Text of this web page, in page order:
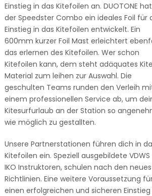
Einstieg in das Kitefoilen an. DUOTONE
der Speedster Combo ein ideales Foil für
Einstieg in das Kitefoilen entwickelt. Ein
600mm kurzer Foil Mast erleichtert
das erlernen des Kitefoilen. Wer schon
Kitefoilen kann, dem steht adäquates
Material zum leihen zur Auswahl. Die
geschulten Teams runden den Verleih
einem professionellen Service ab, um
Kitesurfurlaub an der Station so
wie möglich zu gestallten.
Unsere Partnerstationen führen dich in
Kitefoilen ein. Speziell ausgebildete
IKO Instruktoren, schulen nach den
Richtlinien. Eine weitere Voraussetzung
einen erfolgreichen und sicheren Einstieg